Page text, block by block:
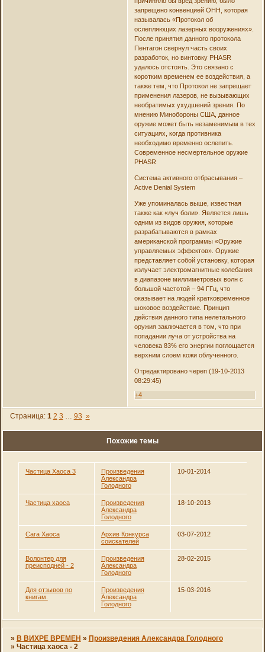
запрещено конвенцией ОНН, которая
называлась «Протокол об
ослепляющих лазерных вооружениях».
После принятия данного протокола
Пентагон свернул часть своих
разработок, но винтовку PHASR
удалось отстоять. Это связано с
коротким временем ее воздействия, а
также тем, что Протокол не запрещает
применения лазеров, не вызывающих
необратимых ухудшений зрения. По
мнению Минобороны США, данное
оружие может быть незаменимым в тех
ситуациях, когда противника
необходимо временно ослепить.
Современное несмертельное оружие
PHASR
Система активного отбрасывания –
Active Denial System
Уже упоминалась выше, известная
также как «луч боли». Является лишь
одним из видов оружия, которые
разрабатываются в рамках
американской программы «Оружие
управляемых эффектов». Оружие
представляет собой установку, которая
излучает электромагнитные колебания
в диапазоне миллиметровых волн с
большой частотой – 94 ГГц, что
оказывает на людей кратковременное
шоковое воздействие. Принцип
действия данного типа нелетального
оружия заключается в том, что при
попадании луча от устройства на
человека 83% его энергии поглощается
верхним слоем кожи облученного.
Отредактировано череп (19-10-2013
08:29:45)
+4
Страница: 1 2 3 93 »
Похожие темы
Частица Хаоса 3
Произведения
Александра
Голодного
10-01-2014
Частица хаоса
Произведения
Александра
Голодного
18-10-2013
Сага Хаоса
Архив Конкурса
соискателей
03-07-2012
Волонтер для
преисподней - 2
Произведения
Александра
Голодного
28-02-2015
Для отзывов по
книгам.
Произведения
Александра
Голодного
15-03-2016
» В ВИХРЕ ВРЕМЕН » Произведения Александра Голодного
» Частица хаоса - 2